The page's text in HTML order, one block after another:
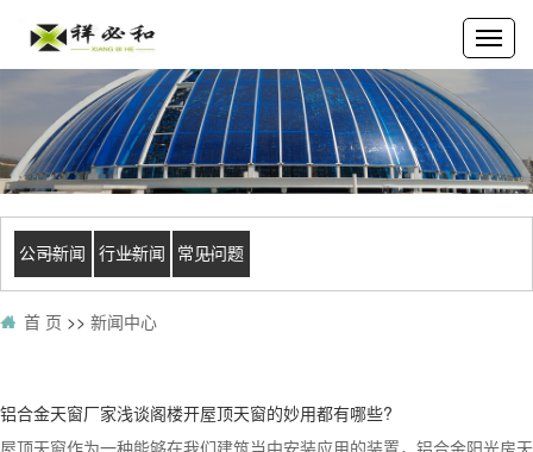
公司新闻 行业新闻 常见问题
首 页 >> 新闻中心
铝合金天窗厂家浅谈阁楼开屋顶天窗的妙用都有哪些?